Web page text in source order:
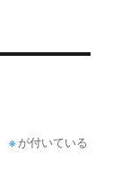
※ が付いている